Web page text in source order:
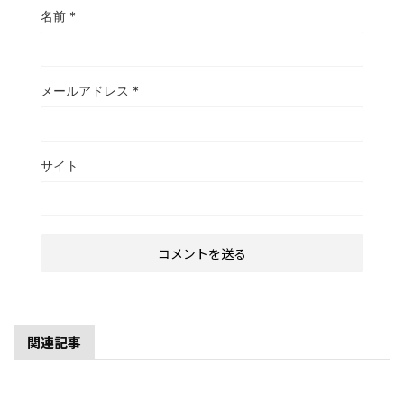
名前 *
メールアドレス *
サイト
関連記事